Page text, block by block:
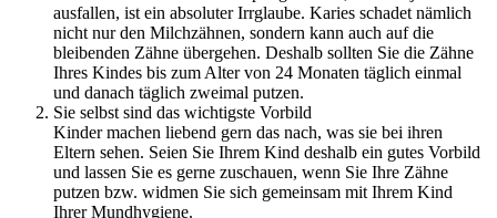
ausfallen, ist ein absoluter Irrglaube. Karies schadet nämlich
nicht nur den Milchzähnen, sondern kann auch auf die
bleibenden Zähne übergehen. Deshalb sollten Sie die Zähne
Ihres Kindes bis zum Alter von 24 Monaten täglich einmal
und danach täglich zweimal putzen.
Sie selbst sind das wichtigste Vorbild
Kinder machen liebend gern das nach, was sie bei ihren
Eltern sehen. Seien Sie Ihrem Kind deshalb ein gutes Vorbild
und lassen Sie es gerne zuschauen, wenn Sie Ihre Zähne
putzen bzw. widmen Sie sich gemeinsam mit Ihrem Kind
Ihrer Mundhygiene.